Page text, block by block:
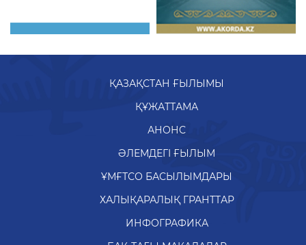
ҚАЗАҚСТАН ҒЫЛЫМЫ
ҚҰЖАТТАМА
АНОНС
ӘЛЕМДЕГІ ҒЫЛЫМ
ҰМҒТСО БАСЫЛЫМДАРЫ
ХАЛЫҚАРАЛЫҚ ГРАНТТАР
ИНФОГРАФИКА